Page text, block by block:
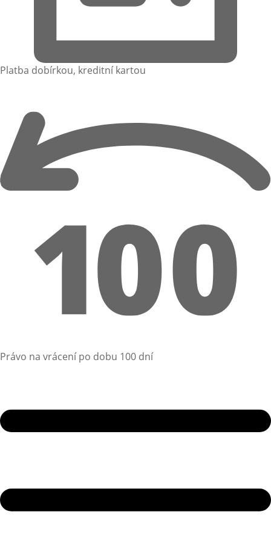
Platba dobírkou, kreditní kartou
Právo na vrácení po dobu 100 dní